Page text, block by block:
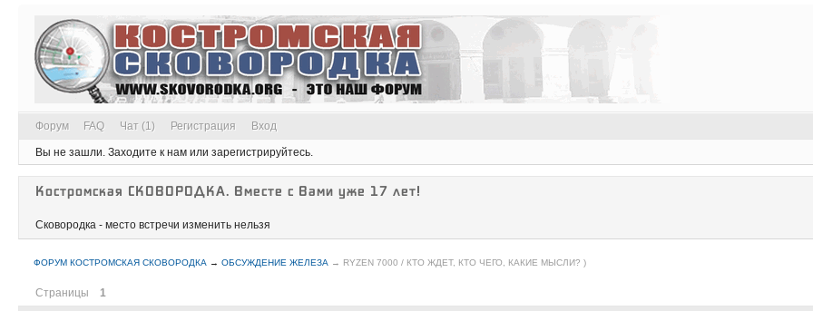
Форум FAQ Чат (1) Регистрация Вход
Вы не зашли. Заходите к нам или зарегистрируйтесь.
Костромская СКОВОРОДКА. Вместе с Вами уже 17 лет!
Сковородка - место встречи изменить нельзя
ФОРУМ КОСТРОМСКАЯ СКОВОРОДКА →ОБСУЖДЕНИЕ ЖЕЛЕЗА → RYZEN 7000 / КТО ЖДЕТ, КТО ЧЕГО, КАКИЕ МЫСЛИ? )
Страницы 1